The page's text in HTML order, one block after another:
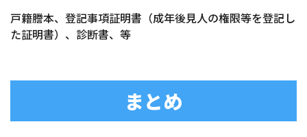
戸籍謄本、登記事項証明書（成年後見人の権限等を登記し
た証明書）、診断書、等
まとめ